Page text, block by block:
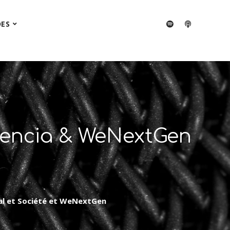
& WeNextGen
et Société et WeNextGen